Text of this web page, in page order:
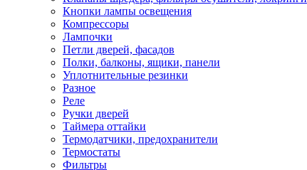
Кнопки лампы освещения
Компрессоры
Лампочки
Петли дверей, фасадов
Полки, балконы, ящики, панели
Уплотнительные резинки
Разное
Реле
Ручки дверей
Таймера оттайки
Термодатчики, предохранители
Термостаты
Фильтры